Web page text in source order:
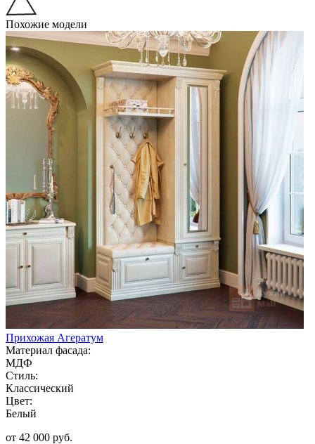
Похожие модели
Прихожая Агератум
Материал фасада:
МДФ
Стиль:
Классический
Цвет:
Белый
от 42 000 руб.